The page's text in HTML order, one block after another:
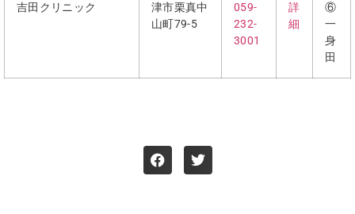
吉田クリニック
津市栗真中
山町79-5
059-
232-
3001
詳
細
⑥
一
身
田